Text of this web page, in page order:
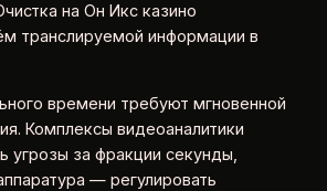
на Он Икс казино
транслируемой информации в
времени требуют мгновенной
Комплексы видеоаналитики
угрозы за фракции секунды,
— регулировать